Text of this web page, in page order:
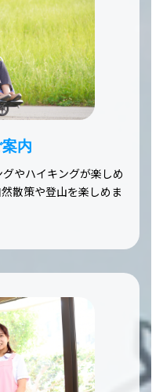
内
やハイキングが楽しめ
散策や登山を楽しめま